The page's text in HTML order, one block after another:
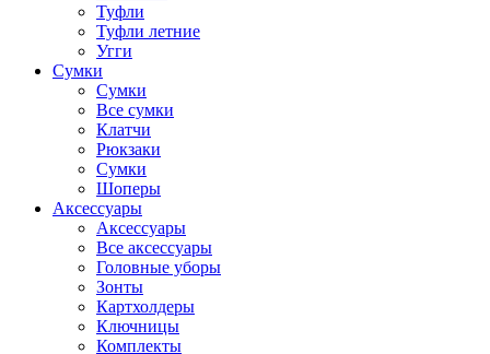
Туфли
Туфли летние
Угги
Сумки
Сумки
Все сумки
Клатчи
Рюкзаки
Сумки
Шоперы
Аксессуары
Аксессуары
Все аксессуары
Головные уборы
Зонты
Картхолдеры
Ключницы
Комплекты